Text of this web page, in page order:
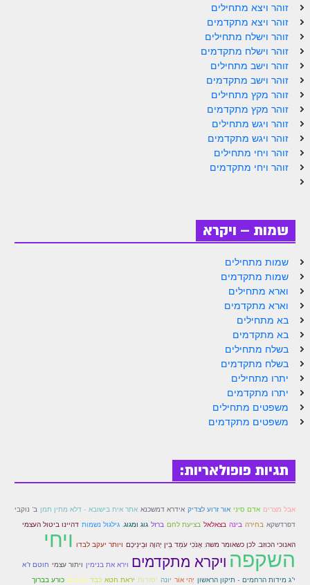
ספר הזוהר ויצא מתקדמים
ספר הזוהר וישלח מתחילים
הזוהר הקדוש וישלח מתקדמים
הזוהר הקדוש וישב מתחילים
הזוהר הקדוש וישב מתקדמים
הזוהר הקדוש מקץ מתחילים
הזוהר הקדוש מקץ מתקדמים
הזוהר הקדוש ויחי מתקדמים
ספר הזוהר – שמות
הזוהר הקדוש שמות מתחילים
הזוהר הקדוש שמות מתקדמים
הזוהר הקדוש וארא מתחילים
הזוהר הקדוש וארא מתקדמים
הזוהר הקדוש בא מתחילים
הזוהר הקדוש בשלח מתחילים
הזוהר הקדוש בשלח מתקדמים
הזוהר הקדוש יתרו מתחילים
הזוהר הקדוש יתרו מתקדמים
משפטים מתחילים
זוהר ויצא מתחילים
זוהר ויצא מתקדמים
זוהר וישלח מתחילים
זוהר וישלח מתקדמים
זוהר וישב מתחילים
זוהר וישב מתקדמים
זוהר מקץ מתחילים
זוהר מקץ מתקדמים
זוהר ויגש מתחילים
זוהר ויגש מתקדמים
זוהר ויחי מתחילים
זוהר ויחי מתקדמים
שמות – ויקרא
שמות מתחילים
שמות מתקדמים
וארא מתחילים
וארא מתקדמים
בא מתחילים
בא מתקדמים
בשלח מתחילים
בשלח מתקדמים
יתרו מתחילים
יתרו מתקדמים
משפטים מתחילים
משפטים מתקדמים
תגיות פופולאריות:
אבל מצרים אדם סיני אור זרוע לצדיק אידרא דמשכנא אתר אית בישובא - דלא מתין תמן ב' נוקבי
דפרדשקא בחירה בינה בצאלאל בציעת לחם ברזל גוג ומגוג. גילגול נשמות דהיינו ביטול העצמי
האנוכי הכוזב. לכן כשאומר משה: אָנֹכִי עֹמֵד בֵּין יְהוָה וּבֵינֵיכֶם ויותר יעקב לבדו ויחי
השקפה ויקרא מתקדמים וירא את בנימין ויתור עצמי חוטם ז"א
י"ג מידות הרחמים - תיקון הראשון יְהִי אוֹר יונה יסודות יראת חטא כבד כוכבים כורע בברוך